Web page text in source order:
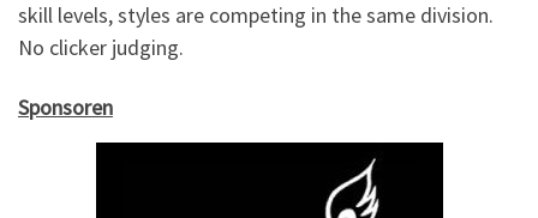
skill levels, styles are competing in the same division.
No clicker judging.
Sponsoren